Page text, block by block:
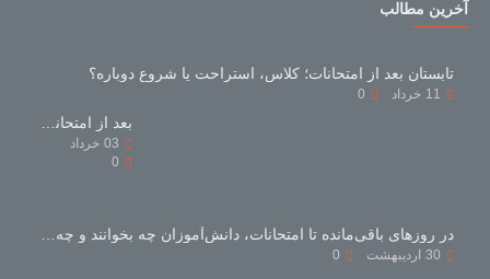
آخرین مطالب
تابستان بعد از امتحانات؛ کلاس، استراحت یا شروع دوباره؟
11 خرداد 0
03 خرداد
0
30 اردیبهشت 0